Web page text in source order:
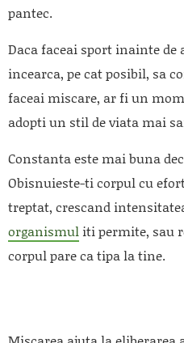
pantec.
Daca faceai sport inainte
incearca, pe cat posibil, sa
faceai miscare, ar fi un
adopti un stil de viata mai
Constanta este mai buna
Obisnuieste-ti corpul cu
treptat, crescand
organismul iti permite, sau
corpul pare ca tipa la tine.